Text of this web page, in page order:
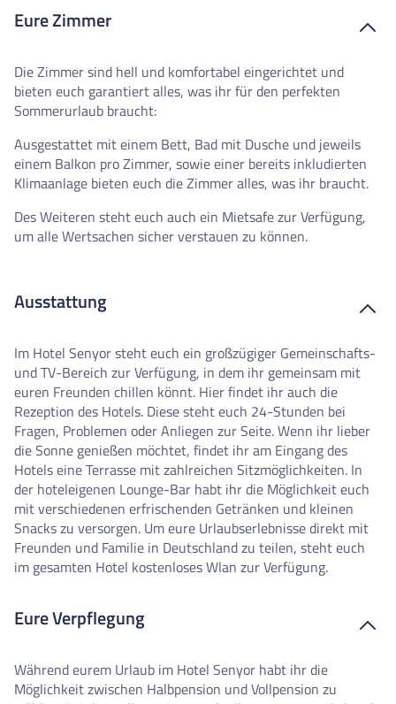
Eure Zimmer
Die Zimmer sind hell und komfortabel eingerichtet und
bieten euch garantiert alles, was ihr für den perfekten
Sommerurlaub braucht:
Ausgestattet mit einem Bett, Bad mit Dusche und jeweils
einem Balkon pro Zimmer, sowie einer bereits inkludierten
Klimaanlage bieten euch die Zimmer alles, was ihr braucht.
Des Weiteren steht euch auch ein Mietsafe zur Verfügung,
um alle Wertsachen sicher verstauen zu können.
Ausstattung
Im Hotel Senyor steht euch ein großzügiger Gemeinschafts-
und TV-Bereich zur Verfügung, in dem ihr gemeinsam mit
euren Freunden chillen könnt. Hier findet ihr auch die
Rezeption des Hotels. Diese steht euch 24-Stunden bei
Fragen, Problemen oder Anliegen zur Seite. Wenn ihr lieber
die Sonne genießen möchtet, findet ihr am Eingang des
Hotels eine Terrasse mit zahlreichen Sitzmöglichkeiten. In
der hoteleigenen Lounge-Bar habt ihr die Möglichkeit euch
mit verschiedenen erfrischenden Getränken und kleinen
Snacks zu versorgen. Um eure Urlaubserlebnisse direkt mit
Freunden und Familie in Deutschland zu teilen, steht euch
im gesamten Hotel kostenloses Wlan zur Verfügung.
Eure Verpflegung
Während eurem Urlaub im Hotel Senyor habt ihr die
Möglichkeit zwischen Halbpension und Vollpension zu